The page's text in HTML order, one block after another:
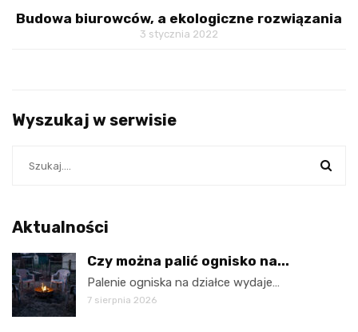
Budowa biurowców, a ekologiczne rozwiązania
3 stycznia 2022
Wyszukaj w serwisie
Aktualności
Czy można palić ognisko na...
Palenie ogniska na działce wydaje…
7 sierpnia 2026